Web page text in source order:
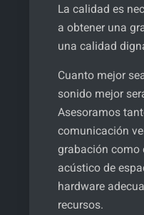
La calidad es
a obtener una
una calidad
Cuanto mejor
sonido mejor
Asesoramos
comunicación
grabación
acústico de
hardware
recursos.